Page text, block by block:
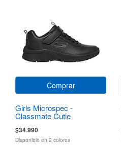
Comprar
Girls Microspec -
Classmate Cutie
$34.990
Disponible en 2 colores